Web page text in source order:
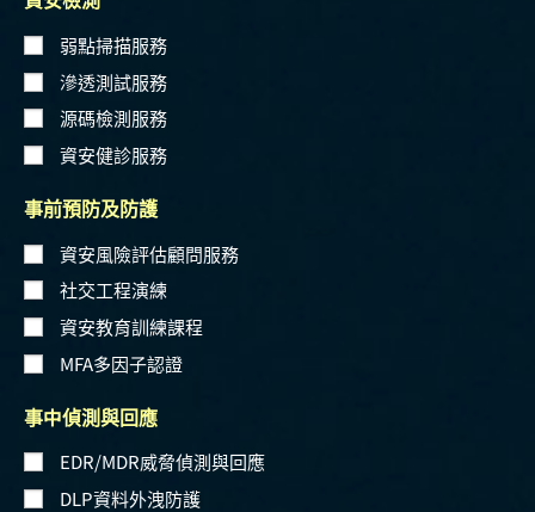
弱點掃描服務
滲透測試服務
源碼檢測服務
資安健診服務
事前預防及防護
資安風險評估顧問服務
社交工程演練
資安教育訓練課程
MFA多因子認證
事中偵測與回應
EDR/MDR威脅偵測與回應
DLP資料外洩防護